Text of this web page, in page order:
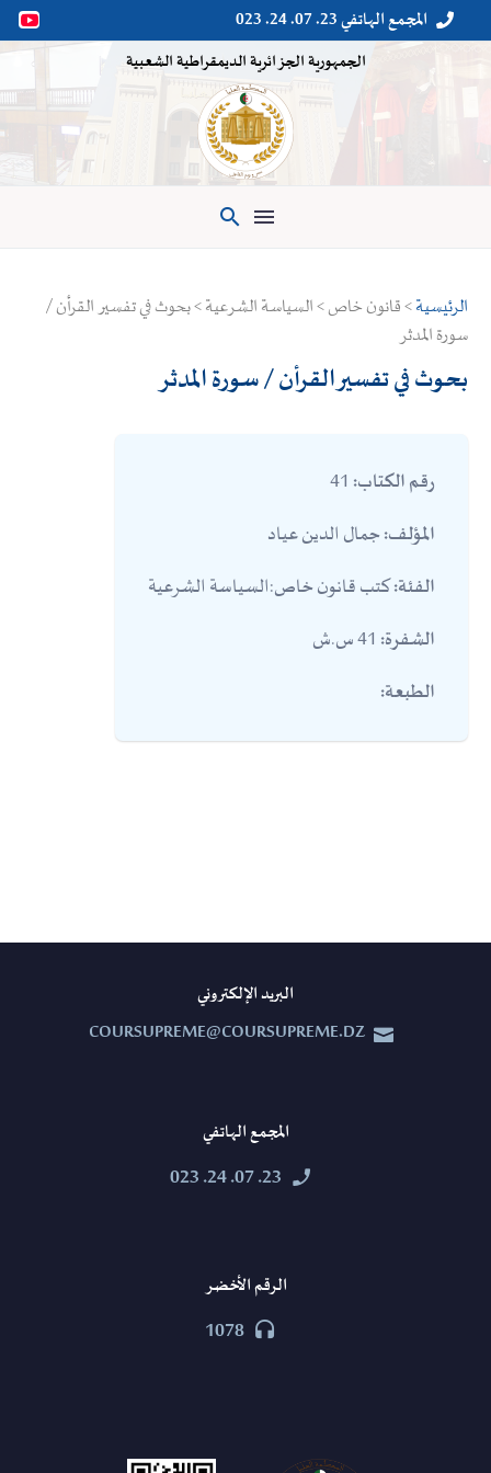

 المجمع الهاتفي 23. 07. 24. 023
الجمهورية الجزائرية الديمقراطية الشعبية

الرئيسية> قانون خاص > السياسة الشرعية > بحوث في تفسير القرأن /
سورة المدثر
بحوث في تفسير القرأن / سورة المدثر
رقم الكتاب:
المؤلف:جمال الدين عياد
الفئة:كتب قانون خاص:السياسة الشرعية
الشفرة:
الطبعة:
البريد الإلكتروني


COURSUPREME@COURSUPREME.DZ
المجمع الهاتفي


23. 07. 24. 023
الرقم الأخضر


1078